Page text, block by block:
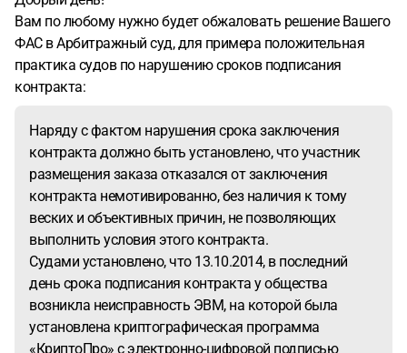
Вам по любому нужно будет обжаловать решение Вашего
ФАС в Арбитражный суд, для примера положительная
практика судов по нарушению сроков подписания
контракта:
Наряду с фактом нарушения срока заключения
контракта должно быть установлено, что участник
размещения заказа отказался от заключения
контракта немотивированно, без наличия к тому
веских и объективных причин, не позволяющих
выполнить условия этого контракта.
Судами установлено, что 13.10.2014, в последний
день срока подписания контракта у общества
возникла неисправность ЭВМ, на которой была
установлена криптографическая программа
«КриптоПро» с электронно-цифровой подписью